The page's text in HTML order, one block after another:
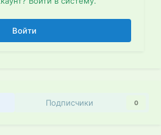
Войти
Подписчики 0